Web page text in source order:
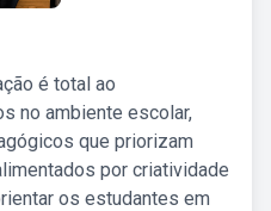
é total ao
no ambiente escolar,
que priorizam
por criatividade
os estudantes em